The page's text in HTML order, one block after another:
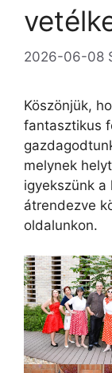
2026-06-08
Köszönjük,
fantasztikus
melynek
igyekszünk a
átrendezve
oldalunkon.